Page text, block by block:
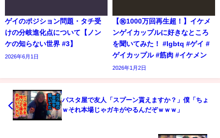
ゲイのポジション問題・タチ受
けの分岐進化点について【ノン
ケの知らない世界 #3】
2026年6月1日
【㊗️1000万回再生超！】イケメ
ンゲイカップルに好きなところ
を聞いてみた！ #lgbtq #ゲイ #
ゲイカップル #筋肉 #イケメン
2026年1月2日
パスタ屋で友人「スプーン貰えますか？」僕「ちょ
ｗそれ本場じゃガキがやるんだぞｗｗｗ」